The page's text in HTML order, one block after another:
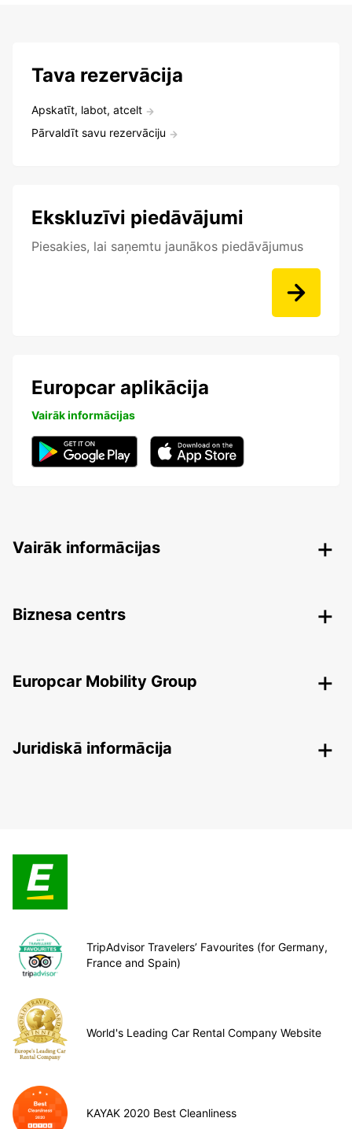
Tava rezervācija
Apskatīt, labot, atcelt
Pārvaldīt savu rezervāciju
Ekskluzīvi piedāvājumi
Piesakies, lai saņemtu jaunākos piedāvājumus
Europcar aplikācija
Vairāk informācijas
Vairāk informācijas
Biznesa centrs
Europcar Mobility Group
Juridiskā informācija
TripAdvisor Travelers’ Favourites (for Germany,
France and Spain)
World's Leading Car Rental Company Website
KAYAK 2020 Best Cleanliness